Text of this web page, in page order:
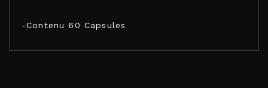
-Contenu 60 Capsules